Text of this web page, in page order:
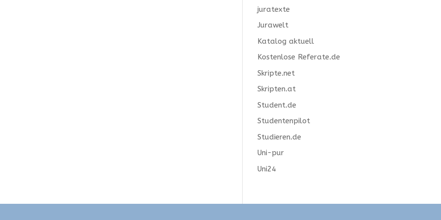
juratexte
Jurawelt
Katalog aktuell
Kostenlose Referate.de
Skripte.net
Skripten.at
Student.de
Studentenpilot
Studieren.de
Uni-pur
Uni24